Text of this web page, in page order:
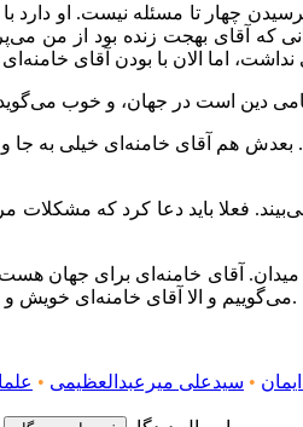
پرسیدن چهار تا مسئله نیست. او
که آقای بهجت زنده بود از من
هم آقای خامنه‌ای خیلی به
فعلا باید دعا کرد که
میدان. آقای خامنه‌ای برای
می‌گوییم و الا آقای خامنه‌ای خویش و قوم ما [که] نیست. فقیهی است که در مقابل کفر جهانی ایستاده است و رهبر جهان است.
• سیدعلی میرعبدالعظیمی •